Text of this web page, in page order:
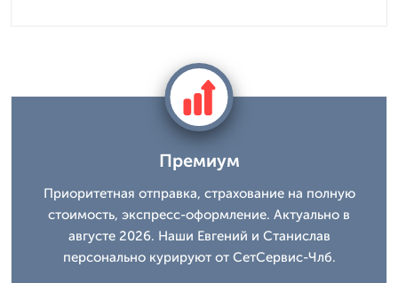
Премиум
Приоритетная отправка, страхование на полную
стоимость, экспресс-оформление. Актуально в
августе 2026. Наши Евгений и Станислав
персонально курируют от СетСервис-Члб.